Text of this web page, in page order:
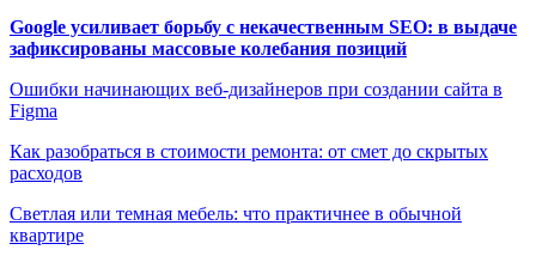
Google усиливает борьбу с некачественным SEO: в выдаче
зафиксированы массовые колебания позиций
Ошибки начинающих веб-дизайнеров при создании сайта в
Figma
Как разобраться в стоимости ремонта: от смет до скрытых
расходов
Светлая или темная мебель: что практичнее в обычной
квартире